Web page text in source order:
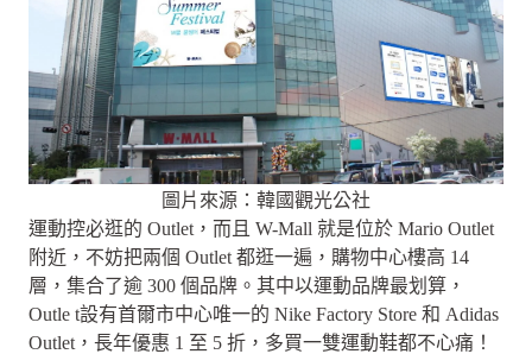
圖片來源：韓國觀光公社
運動控必逛的 Outlet，而且 W-Mall 就是位於 Mario Outlet
附近，不妨把兩個 Outlet 都逛一遍，購物中心樓高 14
層，集合了逾 300 個品牌。其中以運動品牌最划算，
Outle t設有首爾市中心唯一的 Nike Factory Store 和 Adidas
Outlet，長年優惠 1 至 5 折，多買一雙運動鞋都不心痛！